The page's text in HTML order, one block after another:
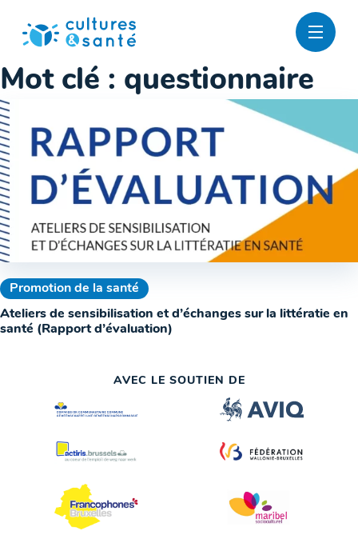
contenu
Mot clé : questionnaire
Promotion de la santé
Ateliers de sensibilisation et d’échanges sur la littératie en
santé (Rapport d’évaluation)
AVEC LE SOUTIEN DE